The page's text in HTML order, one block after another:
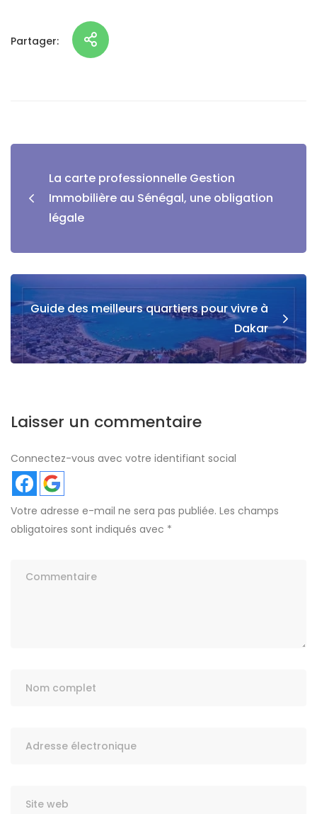
Partager:
La carte professionnelle Gestion
Immobilière au Sénégal, une obligation
légale
Guide des meilleurs quartiers pour vivre à
Dakar
Laisser un commentaire
Connectez-vous avec votre identifiant social
Votre adresse e-mail ne sera pas publiée. Les champs
obligatoires sont indiqués avec *